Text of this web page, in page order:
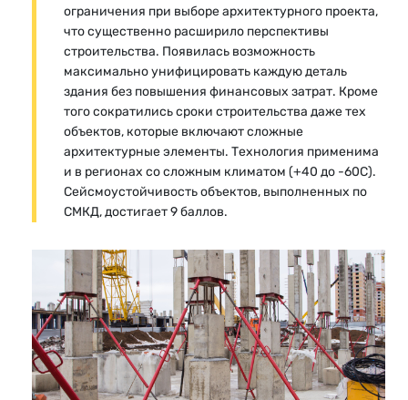
ограничения при выборе архитектурного проекта,
что существенно расширило перспективы
строительства. Появилась возможность
максимально унифицировать каждую деталь
здания без повышения финансовых затрат. Кроме
того сократились сроки строительства даже тех
объектов, которые включают сложные
архитектурные элементы. Технология применима
и в регионах со сложным климатом (+40 до -60С).
Сейсмоустойчивость объектов, выполненных по
СМКД, достигает 9 баллов.